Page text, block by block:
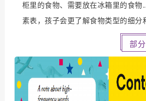
柜里的食物、需要放在冰箱里的食
素表，孩子会更了解食物类型的细分
部